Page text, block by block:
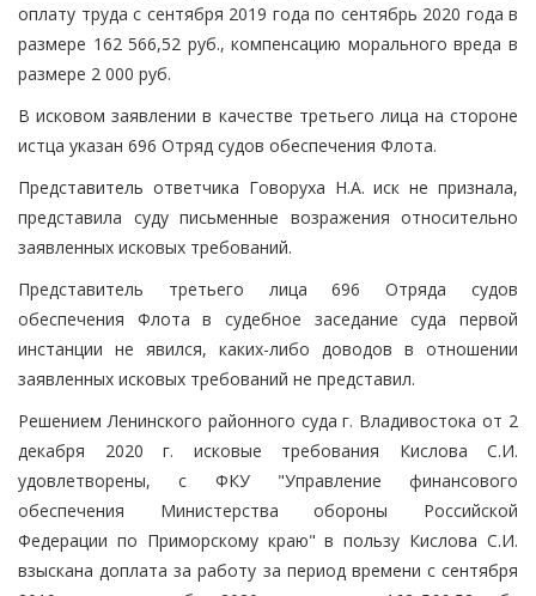
оплату труда с сентября 2019 года по сентябрь 2020 года в
размере 162 566,52 руб., компенсацию морального вреда в
размере 2 000 руб.
В исковом заявлении в качестве третьего лица на стороне
истца указан 696 Отряд судов обеспечения Флота.
Представитель ответчика Говоруха Н.А. иск не признала,
представила суду письменные возражения относительно
заявленных исковых требований.
Представитель третьего лица 696 Отряда судов
обеспечения Флота в судебное заседание суда первой
инстанции не явился, каких-либо доводов в отношении
заявленных исковых требований не представил.
Решением Ленинского районного суда г. Владивостока от 2
декабря 2020 г. исковые требования Кислова С.И.
удовлетворены, с ФКУ "Управление финансового
обеспечения Министерства обороны Российской
Федерации по Приморскому краю" в пользу Кислова С.И.
взыскана доплата за работу за период времени с сентября